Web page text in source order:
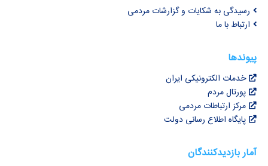
رسیدگی به شکایات و گزارشات مردمی
ارتباط با ما
پیوندها
خدمات الکترونیکی ایران
پورتال مردم
مرکز ارتباطات مردمی
پایگاه اطلاع رسانی دولت
آمار بازدیدکنندگان